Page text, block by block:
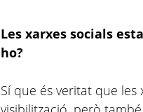
Les xarxes socials
ho?
Sí que és veritat que